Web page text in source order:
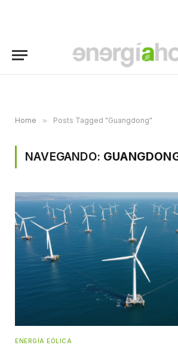
Home » Posts Tagged "Guangdong"
NAVEGANDO:
ENERGÍA EÓLICA